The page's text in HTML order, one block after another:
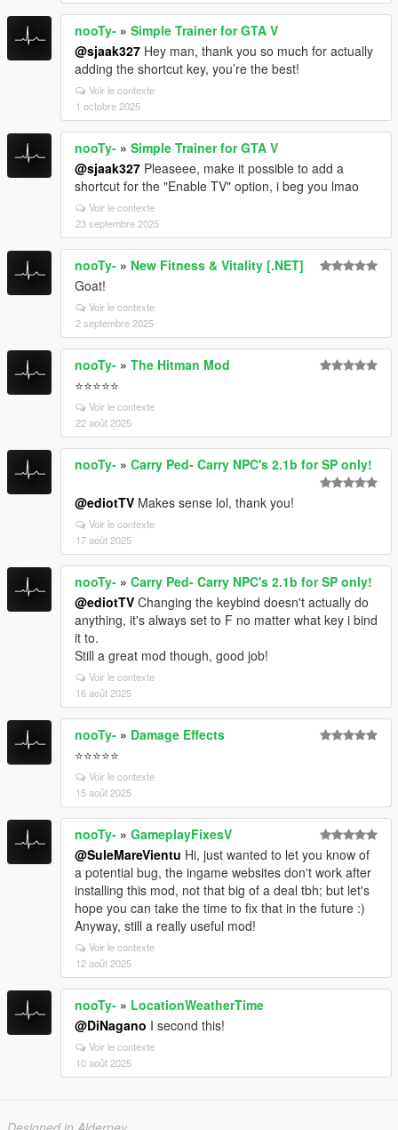
nooTy- » Simple Trainer for GTA V
@sjaak327 Hey man, thank you so much for actually
adding the shortcut key, you’re the best!
Voir le contexte
1 octobre 2025
nooTy- » Simple Trainer for GTA V
@sjaak327 Pleaseee, make it possible to add a
shortcut for the "Enable TV" option, i beg you lmao
Voir le contexte
23 septembre 2025
nooTy- » New Fitness & Vitality [.NET]
Goat!
Voir le contexte
2 septembre 2025
nooTy- » The Hitman Mod
⭐⭐⭐⭐⭐
Voir le contexte
22 août 2025
nooTy- » Carry Ped- Carry NPC's 2.1b for SP only!
@ediotTV Makes sense lol, thank you!
Voir le contexte
17 août 2025
nooTy- » Carry Ped- Carry NPC's 2.1b for SP only!
@ediotTV Changing the keybind doesn't actually do
anything, it's always set to F no matter what key i bind
it to.
Still a great mod though, good job!
Voir le contexte
16 août 2025
nooTy- » Damage Effects
⭐⭐⭐⭐⭐
Voir le contexte
15 août 2025
nooTy- » GameplayFixesV
@SuleMareVientu Hi, just wanted to let you know of
a potential bug, the ingame websites don't work after
installing this mod, not that big of a deal tbh; but let's
hope you can take the time to fix that in the future :)
Anyway, still a really useful mod!
Voir le contexte
12 août 2025
nooTy- » LocationWeatherTime
@DiNagano I second this!
Voir le contexte
10 août 2025